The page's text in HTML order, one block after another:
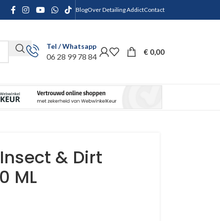
BlogOver Detailing AddictContact
Tel / Whatsapp
06 28 99 78 84
€ 0,00
& Dirt
ML